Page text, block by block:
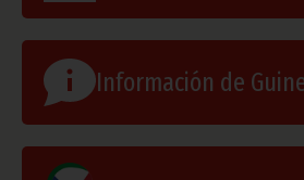
Información de